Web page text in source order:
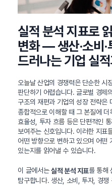
실적 분석 지표로
변화 — 생산·소비·
드러나는 기업 실
오늘날 산업의 경쟁력은 단순한 시
판단하기 어렵습니다. 글로벌 경제
구조의 재편과 기업의 성장 전략은
종합적으로 이해할 때 그 본질에 더
효율성, 투자 흐름 등은 단편적인
보여주는 신호입니다. 이러한 지표
어떤 방향으로 변하고 있으며 어떤
있는지를 읽어낼 수 있습니다.
이 글에서는실적 분석 지표를 통해
탐구합니다. 생산, 소비, 투자, 경